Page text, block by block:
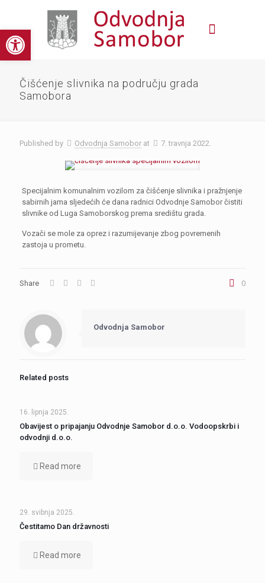
Open toolbar
Čišćenje slivnika na području grada
Samobora
Published by Odvodnja Samobor at 7. travnja 2022.
Specijalnim komunalnim vozilom za čišćenje slivnika i pražnjenje
sabirnih jama sljedećih će dana radnici Odvodnje Samobor čistiti
slivnike od Luga Samoborskog prema središtu grada.
Vozači se mole za oprez i razumijevanje zbog povremenih
zastoja u prometu.
Share 0
Odvodnja Samobor
Related posts
16. lipnja 2025.
Obavijest o pripajanju Odvodnje Samobor d.o.o. Vodoopskrbi i
odvodnji d.o.o.
Read more
29. svibnja 2025.
Čestitamo Dan državnosti
Read more